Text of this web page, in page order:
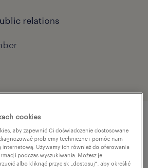
relations
oferty
Manager acts as the
cookies
aby zapewnić Ci doświadczenie dostosowane
problemy techniczne i pomóc nam
internetową. Używamy ich również do oferowania
podczas wyszukiwania. Możesz je
albo kliknąć przycisk „dostosuj”, aby określić